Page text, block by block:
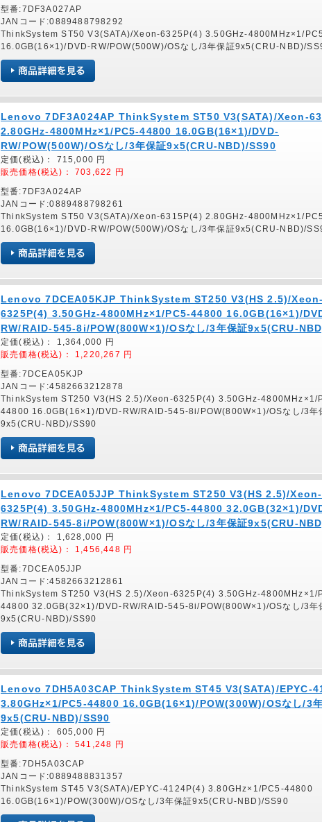
型番:7DF3A027AP
JANコード:0889488798292
ThinkSystem ST50 V3(SATA)/Xeon-6325P(4) 3.50GHz-4800MHz×1/
16.0GB(16×1)/DVD-RW/POW(500W)/OSなし/3年保証9x5(CRU-NBD)/
Lenovo 7DF3A024AP ThinkSystem ST50 V3(SATA)/Xeon-
2.80GHz-4800MHz×1/PC5-44800 16.0GB(16×1)/DVD-
RW/POW(500W)/OSなし/3年保証9x5(CRU-NBD)/SS90
定価(税込)： 715,000 円
販売価格(税込)： 703,622
円
型番:7DF3A024AP
JANコード:0889488798261
ThinkSystem ST50 V3(SATA)/Xeon-6315P(4) 2.80GHz-4800MHz×1/
16.0GB(16×1)/DVD-RW/POW(500W)/OSなし/3年保証9x5(CRU-NBD)/
Lenovo 7DCEA05KJP ThinkSystem ST250 V3(HS 2.5)/Xeon-
6325P(4) 3.50GHz-4800MHz×1/PC5-44800 16.0GB(16×1)/
RW/RAID-545-8i/POW(800W×1)/OSなし/3年保証9x5(CRU-
定価(税込)： 1,364,000 円
販売価格(税込)： 1,220,267 円
型番:7DCEA05KJP
JANコード:4582663212878
ThinkSystem ST250 V3(HS 2.5)/Xeon-6325P(4) 3.50GHz-4800MHz×1/
44800 16.0GB(16×1)/DVD-RW/RAID-545-8i/POW(800W×1)/OSなし/3年
9x5(CRU-NBD)/SS90
Lenovo 7DCEA05JJP ThinkSystem ST250 V3(HS 2.5)/Xeon-
6325P(4) 3.50GHz-4800MHz×1/PC5-44800 32.0GB(32×1)/
RW/RAID-545-8i/POW(800W×1)/OSなし/3年保証9x5(CRU-
定価(税込)： 1,628,000 円
販売価格(税込)： 1,456,448 円
型番:7DCEA05JJP
JANコード:4582663212861
ThinkSystem ST250 V3(HS 2.5)/Xeon-6325P(4) 3.50GHz-4800MHz×1/
44800 32.0GB(32×1)/DVD-RW/RAID-545-8i/POW(800W×1)/OSなし/3年
9x5(CRU-NBD)/SS90
Lenovo 7DH5A03CAP ThinkSystem ST45 V3(SATA)/EPYC-
3.80GHz×1/PC5-44800 16.0GB(16×1)/POW(300W)/OSなし/3
9x5(CRU-NBD)/SS90
定価(税込)： 605,000 円
販売価格(税込)： 541,248 円
型番:7DH5A03CAP
JANコード:0889488831357
ThinkSystem ST45 V3(SATA)/EPYC-4124P(4) 3.80GHz×1/PC5-44800
16.0GB(16×1)/POW(300W)/OSなし/3年保証9x5(CRU-NBD)/SS90